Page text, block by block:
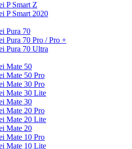
P Smart Z
P Smart 2020
Pura 70
Pura 70 Pro / Pro +
Pura 70 Ultra
Mate 50
Mate 50 Pro
Mate 30 Pro
Mate 30 Lite
Mate 30
Mate 20 Pro
Mate 20 Lite
Mate 20
Mate 10 Pro
Mate 10 Lite